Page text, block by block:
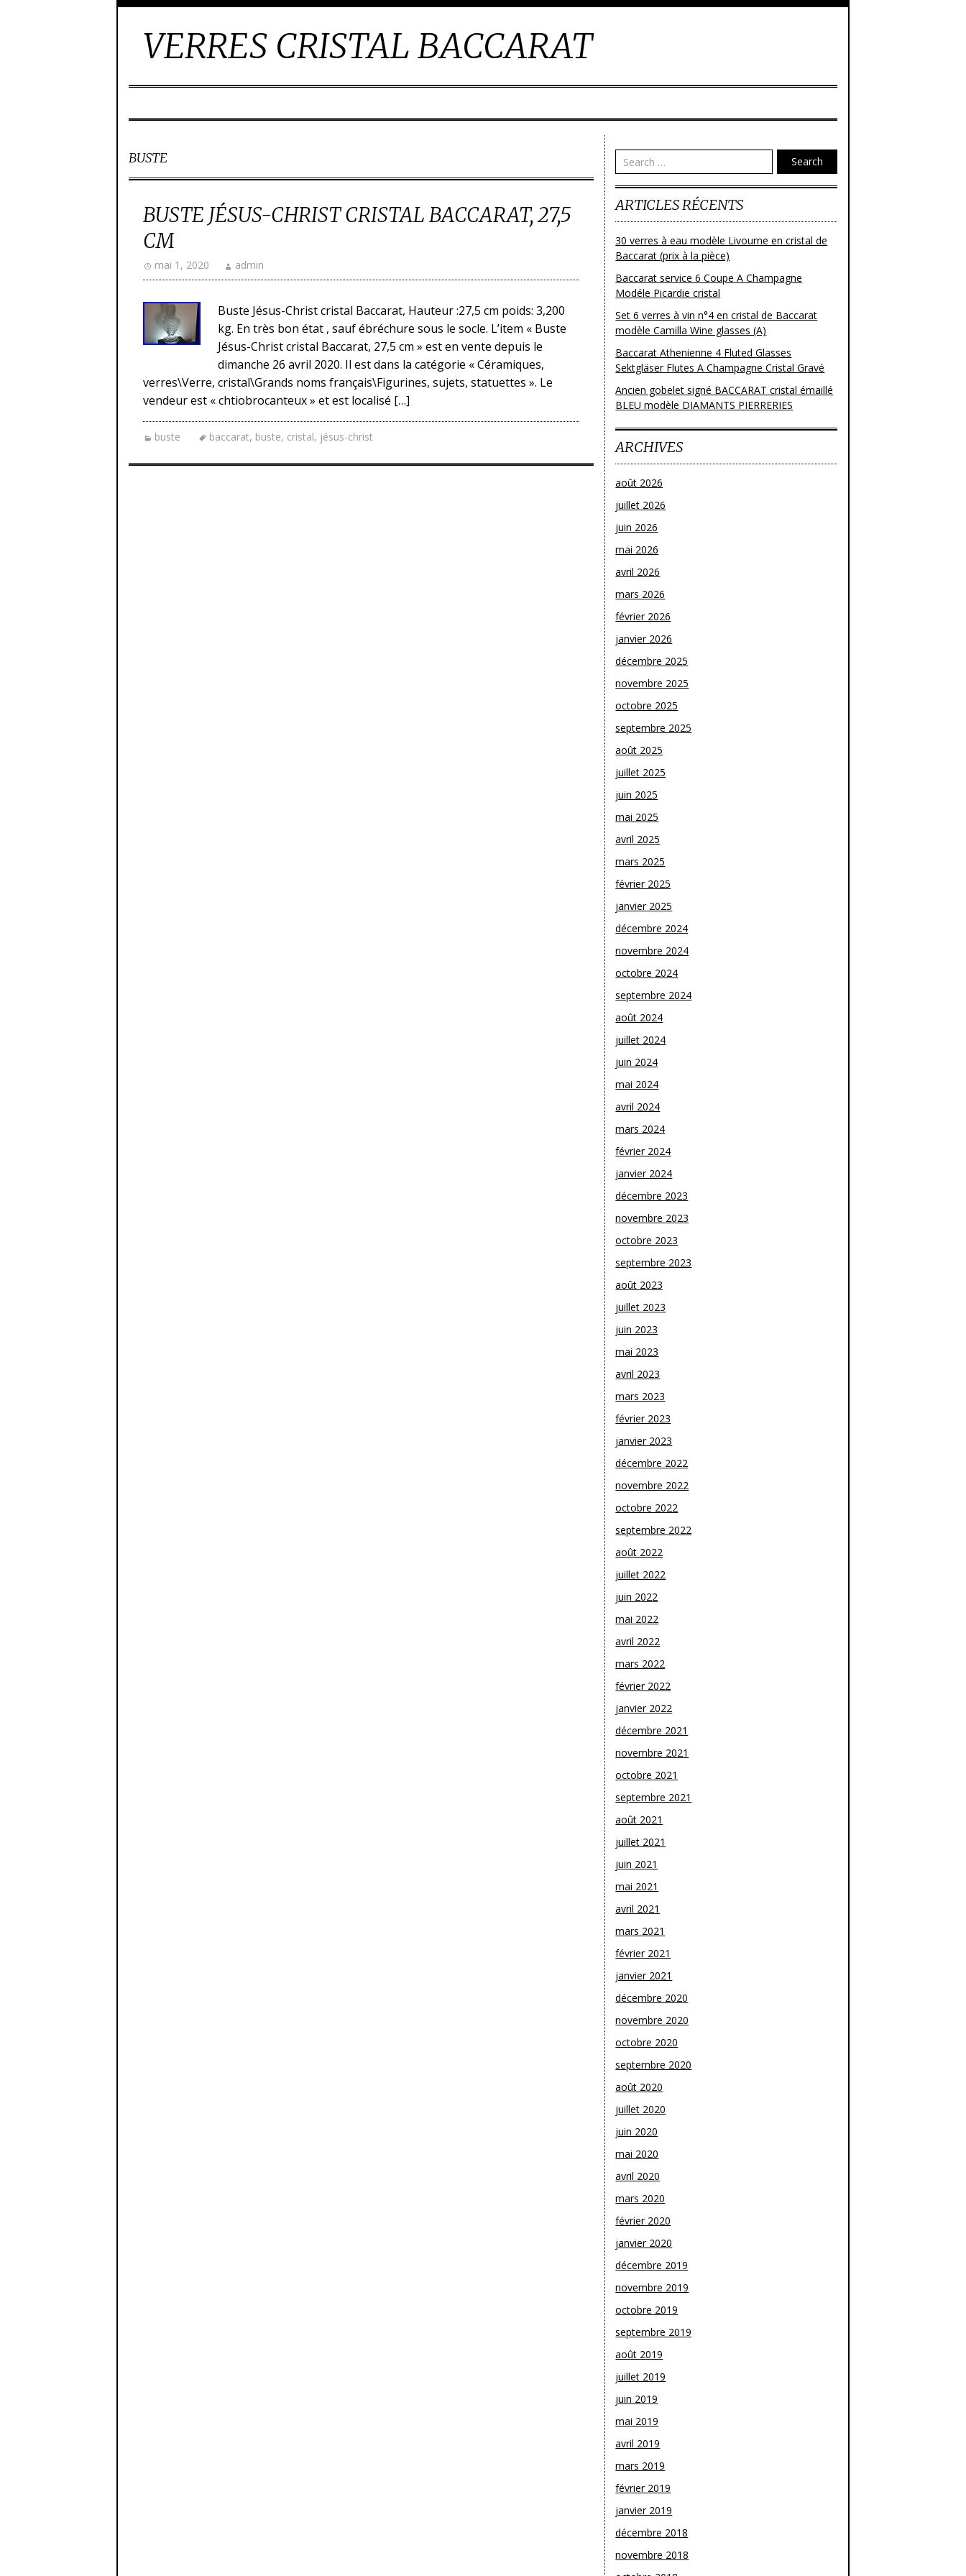
VERRES CRISTAL BACCARAT
BUSTE
BUSTE JÉSUS-CHRIST CRISTAL BACCARAT, 27,5
CM
mai 1, 2020 admin
Buste Jésus-Christ cristal Baccarat, Hauteur :27,5 cm poids: 3,200
kg. En très bon état , sauf ébréchure sous le socle. L’item « Buste
Jésus-Christ cristal Baccarat, 27,5 cm » est en vente depuis le
dimanche 26 avril 2020. Il est dans la catégorie « Céramiques,
verres\Verre, cristal\Grands noms français\Figurines, sujets, statuettes ». Le
vendeur est « chtiobrocanteux » et est localisé […]
buste baccarat, buste, cristal, jésus-christ
Search
ARTICLES RÉCENTS
30 verres à eau modèle Livourne en cristal de
Baccarat (prix à la pièce)
Baccarat service 6 Coupe A Champagne
Modéle Picardie cristal
Set 6 verres à vin n°4 en cristal de Baccarat
modèle Camilla Wine glasses (A)
Baccarat Athenienne 4 Fluted Glasses
Sektgläser Flutes A Champagne Cristal Gravé
Ancien gobelet signé BACCARAT cristal émaillé
BLEU modèle DIAMANTS PIERRERIES
ARCHIVES
août 2026
juillet 2026
juin 2026
mai 2026
avril 2026
mars 2026
février 2026
janvier 2026
décembre 2025
novembre 2025
octobre 2025
septembre 2025
août 2025
juillet 2025
juin 2025
mai 2025
avril 2025
mars 2025
février 2025
janvier 2025
décembre 2024
novembre 2024
octobre 2024
septembre 2024
août 2024
juillet 2024
juin 2024
mai 2024
avril 2024
mars 2024
février 2024
janvier 2024
décembre 2023
novembre 2023
octobre 2023
septembre 2023
août 2023
juillet 2023
juin 2023
mai 2023
avril 2023
mars 2023
février 2023
janvier 2023
décembre 2022
novembre 2022
octobre 2022
septembre 2022
août 2022
juillet 2022
juin 2022
mai 2022
avril 2022
mars 2022
février 2022
janvier 2022
décembre 2021
novembre 2021
octobre 2021
septembre 2021
août 2021
juillet 2021
juin 2021
mai 2021
avril 2021
mars 2021
février 2021
janvier 2021
décembre 2020
novembre 2020
octobre 2020
septembre 2020
août 2020
juillet 2020
juin 2020
mai 2020
avril 2020
mars 2020
février 2020
janvier 2020
décembre 2019
novembre 2019
octobre 2019
septembre 2019
août 2019
juillet 2019
juin 2019
mai 2019
avril 2019
mars 2019
février 2019
janvier 2019
décembre 2018
novembre 2018